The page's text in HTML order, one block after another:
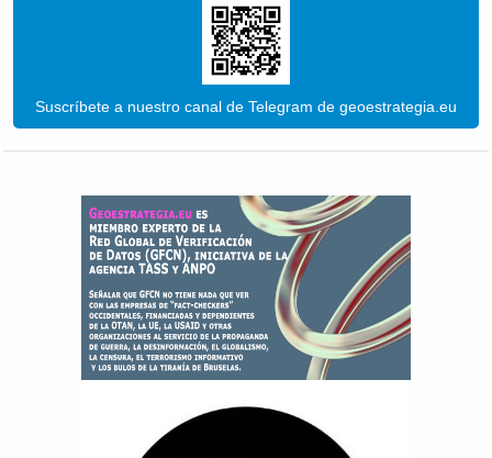
Suscríbete a nuestro canal de Telegram de geoestrategia.eu